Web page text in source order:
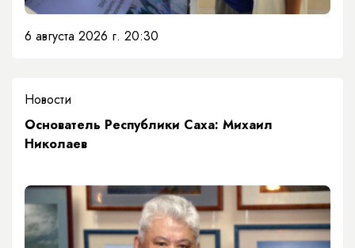
6 августа 2026 г. 20:30
Новости
Основатель Республики Саха: Михаил
Николаев